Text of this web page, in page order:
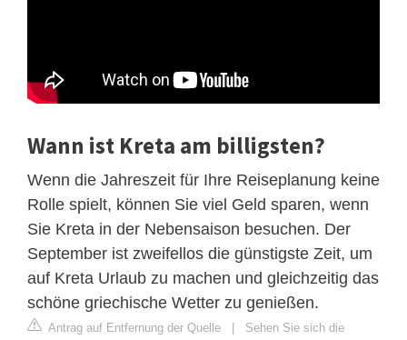
Wann ist Kreta am billigsten?
Wenn die Jahreszeit für Ihre Reiseplanung keine
Rolle spielt, können Sie viel Geld sparen, wenn
Sie Kreta in der Nebensaison besuchen. Der
September ist zweifellos die günstigste Zeit, um
auf Kreta Urlaub zu machen und gleichzeitig das
schöne griechische Wetter zu genießen.
Antrag auf Entfernung der Quelle | Sehen Sie sich die